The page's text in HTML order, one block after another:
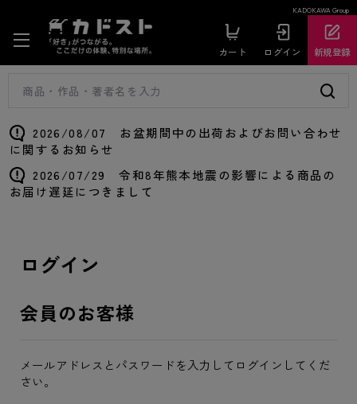
KADOKAWA Group
カート ログイン 新規登録
2026/08/07 お盆期間中の出荷およびお問い合わせ
に関するお知らせ
2026/07/29 令和8年熊本地震の影響による商品の
お届け遅延につきまして
ログイン
会員のお客様
メールアドレスとパスワードを入力してログインしてくだ
さい。